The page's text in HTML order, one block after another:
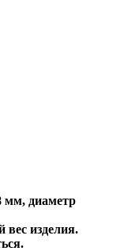
мм, диаметр
вес изделия.